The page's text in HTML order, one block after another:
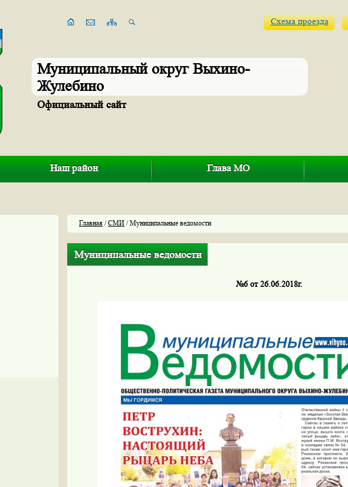
Муниципальный округ Выхино-
Жулебино
Официальный сайт
Схема проезда
Наш район Глава МО
Главная /СМИ / Муниципальные ведомости
Муниципальные ведомости
№6 от 26.06.2018г.